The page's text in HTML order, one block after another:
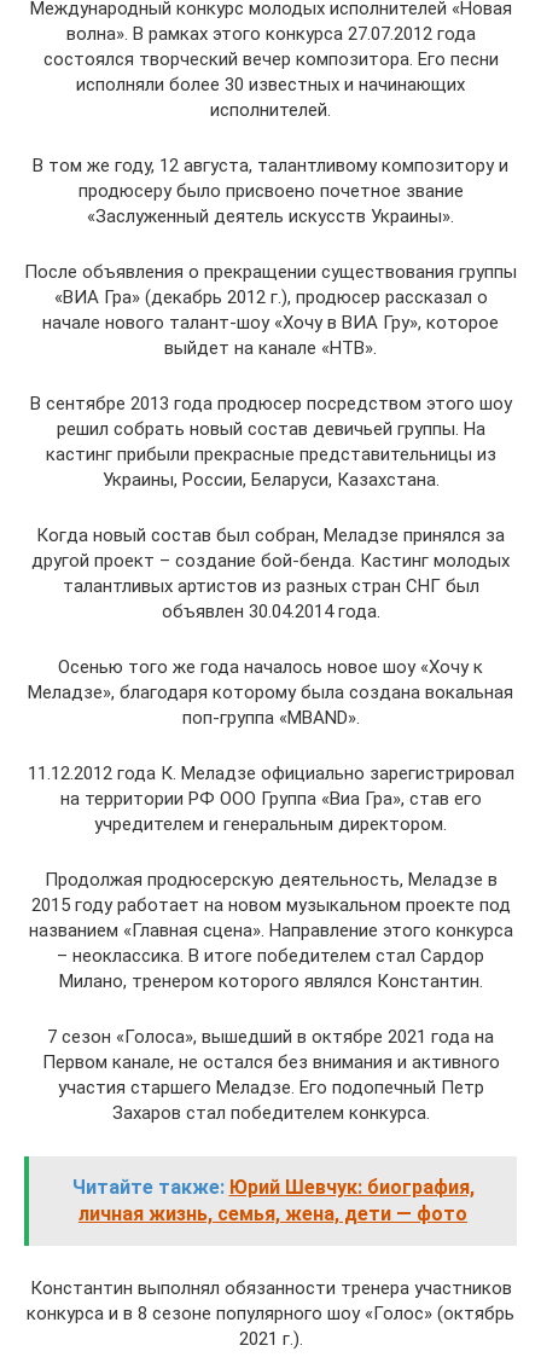
Международный конкурс молодых исполнителей «Новая
волна». В рамках этого конкурса 27.07.2012 года
состоялся творческий вечер композитора. Его песни
исполняли более 30 известных и начинающих
исполнителей.
В том же году, 12 августа, талантливому композитору и
продюсеру было присвоено почетное звание
«Заслуженный деятель искусств Украины».
После объявления о прекращении существования группы
«ВИА Гра» (декабрь 2012 г.), продюсер рассказал о
начале нового талант-шоу «Хочу в ВИА Гру», которое
выйдет на канале «НТВ».
В сентябре 2013 года продюсер посредством этого шоу
решил собрать новый состав девичьей группы. На
кастинг прибыли прекрасные представительницы из
Украины, России, Беларуси, Казахстана.
Когда новый состав был собран, Меладзе принялся за
другой проект – создание бой-бенда. Кастинг молодых
талантливых артистов из разных стран СНГ был
объявлен 30.04.2014 года.
Осенью того же года началось новое шоу «Хочу к
Меладзе», благодаря которому была создана вокальная
поп-группа «MBAND».
11.12.2012 года К. Меладзе официально зарегистрировал
на территории РФ ООО Группа «Виа Гра», став его
учредителем и генеральным директором.
Продолжая продюсерскую деятельность, Меладзе в
2015 году работает на новом музыкальном проекте под
названием «Главная сцена». Направление этого конкурса
– неоклассика. В итоге победителем стал Сардор
Милано, тренером которого являлся Константин.
7 сезон «Голоса», вышедший в октябре 2021 года на
Первом канале, не остался без внимания и активного
участия старшего Меладзе. Его подопечный Петр
Захаров стал победителем конкурса.
Читайте также: Юрий Шевчук: биография,
личная жизнь, семья, жена, дети — фото
Константин выполнял обязанности тренера участников
конкурса и в 8 сезоне популярного шоу «Голос» (октябрь
2021 г.).